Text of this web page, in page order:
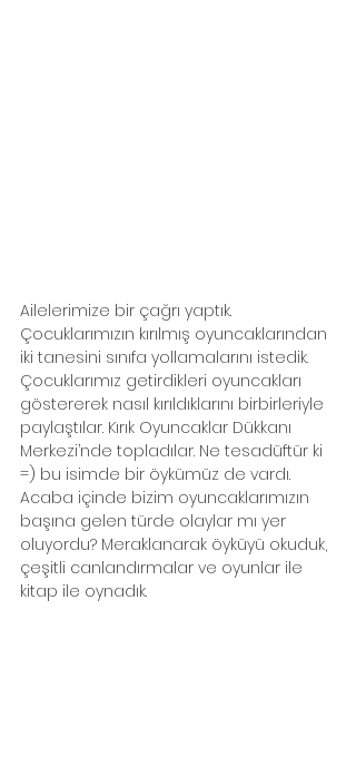
Ailelerimize bir çağrı yaptık.
Çocuklarımızın kırılmış oyuncaklarından
iki tanesini sınıfa yollamalarını istedik.
Çocuklarımız getirdikleri oyuncakları
göstererek nasıl kırıldıklarını birbirleriyle
paylaştılar. Kırık Oyuncaklar Dükkanı
Merkezi’nde topladılar. Ne tesadüftür ki
=) bu isimde bir öykümüz de vardı.
Acaba içinde bizim oyuncaklarımızın
başına gelen türde olaylar mı yer
oluyordu? Meraklanarak öyküyü okuduk,
çeşitli canlandırmalar ve oyunlar ile
kitap ile oynadık.